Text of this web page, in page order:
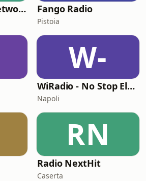
Italian Dance Network Fango Radio
Pistoia
W-
WiRadio - No Stop Electronic
Napoli
RN
Radio NextHit
Caserta